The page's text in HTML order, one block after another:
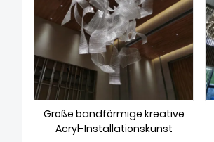
Große bandförmige kreative
Acryl-Installationskunst